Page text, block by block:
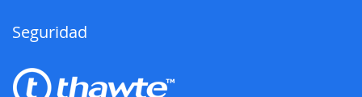
Seguridad